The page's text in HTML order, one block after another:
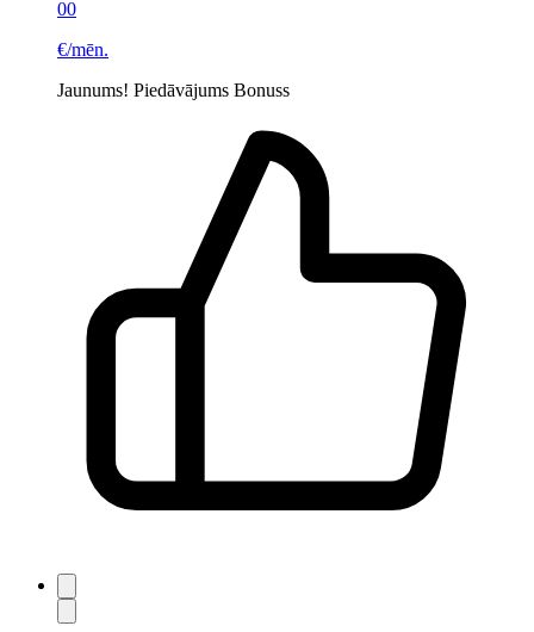
00
€/mēn.
Jaunums! Piedāvājums Bonuss